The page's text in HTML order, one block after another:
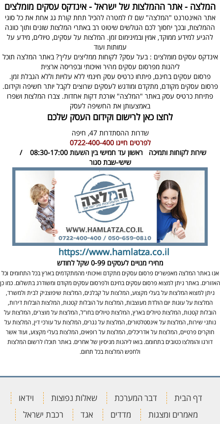
המלצה - אתר ההמלצות של ישראל - אינדקס עסקים מומלצים
אתר האינטרנט "המלצה" שם לו למטרה להכיל תחת קורת גג אחת את כל סוגי
ההמלצות, ובכך יחסוך לכם הגולשים שיטוט רב באתרי המלצות שונים ותוך כוונה
להגיע למידע ממוקד, אמין ובמינימום זמן. המלצות על עסקים, טיולים, מידע על
עמותות ועוד
אינדקס עסקים מומלצים : בעל עסק? לקוחות ממליצים עליך? באתר המלצה תוכל
ליהנות מפרסום עסקים מהיר ואיכותי ובפריסה ארצית
פרסום עסקים בחינם, פיתחו כרטיס עסק חינמי ללא עלויות וללא הגבלת זמן.
פרסום עסקים מקודם, מתקדם ומודגש לעסקים שרוצים לקבל יותר חשיפה וקידום.
פתיחת כרטיס עסק באתר "המלצה" אורכת דקות אחדות. צברו המלצות ושפרו
באמצעותן את החשיפה לעסק
לחצו כאן לרישום וקידום העסק שלכם
שדרות ההסתדרות 47,
חיפה
לפרטים חייגו0722-400-400
שירות לקוחות ותמיכה
ראשון עד חמישי בין השעות 08:30-17:00 /
שישי-שבת סגור
https://www.hamlatza.co.il
מחירי מנויים לעסקים 0-99 שקל לחודש
אנו באתר המלצה מאפשרים פרסום עסקים מתקדם ואיכותי מהמתקדמים בארץ בכל התחומים וכל
האזורים. באתר ניתן למצוא פרסום עסקים בחינם ולפרסום עסקים מקודם ומשודרג בתשלום. כמו כן
ניתן למצוא המלצות על בעלי מקצוע, המלצות על קבלנים, המלצות שיפוצניק לבית ולמשרד,
המלצות על עוגות יום הולדת מעוצבות, המלצות על הובלות קטנות, המלצות הובלות דירות,
הובלות קטנות, המלצות טיולים בארץ, המלצות טיולים בחו"ל, המלצות על מוצרים, המלצות על
נותני שירות, המלצות על אינסטלטורים, המלצות על נגרים, המלצות על עורכי דין, המלצות על
חוקרים פרטיים, המלצות על אדריכלים, המלצות על רופאים, המלצות בעלי מקצוע, ועוד אשר
דורגו והומלצו כטובים בתחומם. בואו ליהנות מניסיון של אחרים. באתר תוכלו לרשום המלצות
ולחפש המלצות בכל תחום.
דף הבית דבר המערכת שאלות נפוצות
וידאו
מאמרים ומצגות
מדדים אגד רכבת ישראל